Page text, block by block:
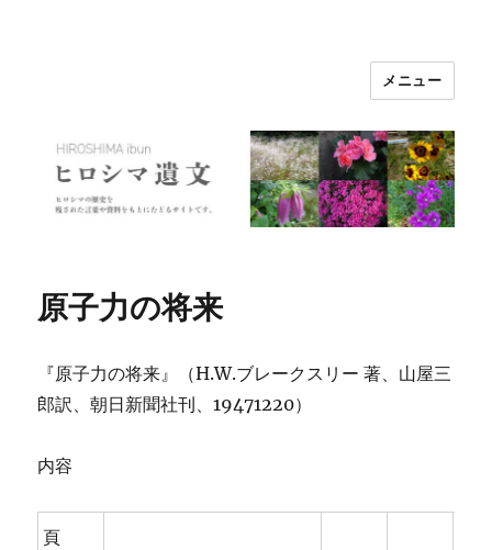
メニュー
原子力の将来
『原子力の将来』（H.W.ブレークスリー 著、山屋三
郎訳、朝日新聞社刊、19471220）
内容
頁